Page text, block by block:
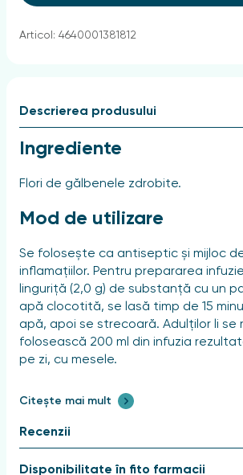
Articol: 4640001381812
Descrierea produsului
Ingrediente
Flori de gălbenele zdrobite.
Mod de utilizare
Se folosește ca antiseptic și mijloc
inflamațiilor. Pentru prepararea
linguriță (2,0 g) de substanță cu un
apă clocotită, se lasă timp de 15
apă, apoi se strecoară. Adulților li se
folosească 200 ml din infuzia
pe zi, cu mesele.
Cursul de tratament este de 1 lună.
păstrarea infuziei finite în frigider și
nu mai mult de două zile.
Contraindicații
Citește mai mult
Recenzii
Disponibilitate în fito farmacii